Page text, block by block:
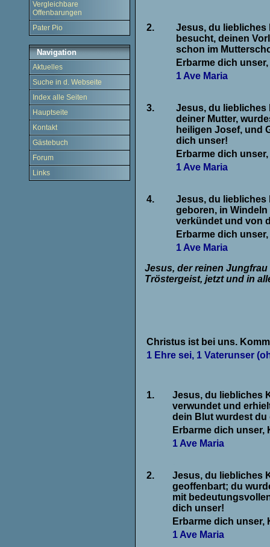
Vergleichbare
Offenbarungen
Pater Pio
Navigation
Aktuelles
Suche in d. Webseite
Index alle Seiten
Hauptseite
Kontakt
Gästebuch
Forum
Links
2.
Jesus, du liebliches
besucht, deinen
schon im
Erbarme dich
1 Ave Maria
3.
Jesus, du liebliches
deiner Mutter,
heiligen Josef, und
dich unser!
Erbarme dich
1 Ave Maria
4.
Jesus, du liebliches
geboren, in
verkündet und von
Erbarme dich
1 Ave Maria
Jesus, der reinen
Tröstergeist, jetzt und in
Christus ist bei uns.
1 Ehre sei, 1 Vaterunser
1.
Jesus, du liebliches
verwundet und
dein Blut wurdest du
Erbarme dich unser,
1 Ave Maria
2.
Jesus, du liebliches
geoffenbart; du
mit
dich unser!
Erbarme dich
1 Ave Maria